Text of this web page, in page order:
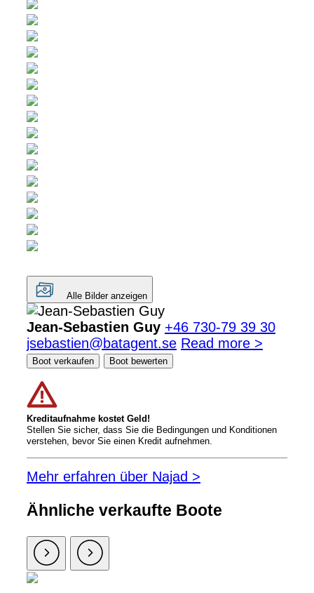
Alle Bilder anzeigen
Jean-Sebastien Guy +46 730-79 39 30
jsebastien@batagent.se Read more >
Boot verkaufen Boot bewerten
Kreditaufnahme kostet Geld!
Stellen Sie sicher, dass Sie die Bedingungen und Konditionen
verstehen, bevor Sie einen Kredit aufnehmen.
Mehr erfahren über Najad >
Ähnliche verkaufte Boote